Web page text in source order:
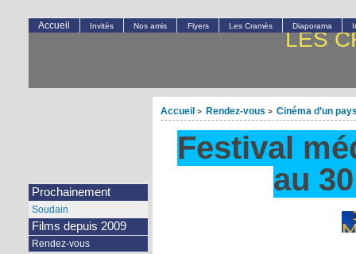
LES
Accueil > Rendez-vous > Cinéma d’un
Festival
au
Accueil Invités Nos amis Flyers Les Cramés Diaporama
Prochainement
Soudain
Films depuis 2009
Rendez-vous